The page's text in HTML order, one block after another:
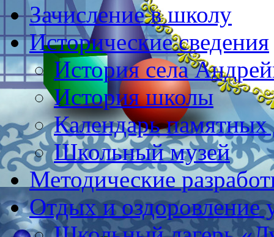
Зачисление в школу
Исторические сведения
История села
История школы
Календарь памятных
Школьный музей
Методические
Отдых и оздоровление